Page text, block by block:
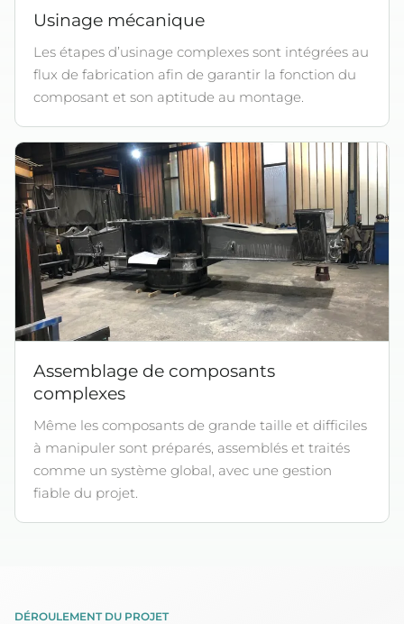
Usinage mécanique
Les étapes d’usinage complexes sont intégrées au
flux de fabrication afin de garantir la fonction du
composant et son aptitude au montage.
Assemblage de composants
complexes
Même les composants de grande taille et difficiles
à manipuler sont préparés, assemblés et traités
comme un système global, avec une gestion
fiable du projet.
DÉROULEMENT DU PROJET